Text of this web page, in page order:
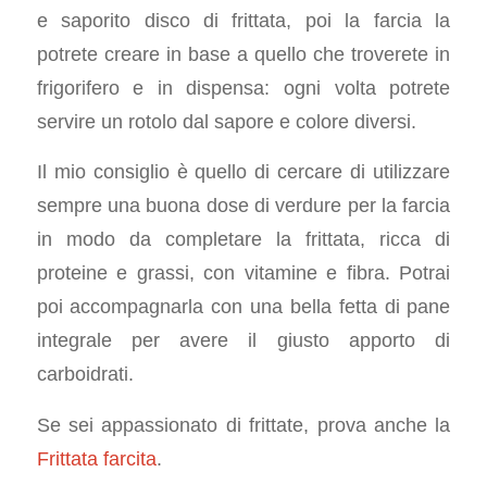
e saporito disco di frittata, poi la farcia la
potrete creare in base a quello che troverete in
frigorifero e in dispensa: ogni volta potrete
servire un rotolo dal sapore e colore diversi.
Il mio consiglio è quello di cercare di utilizzare
sempre una buona dose di verdure per la farcia
in modo da completare la frittata, ricca di
proteine e grassi, con vitamine e fibra. Potrai
poi accompagnarla con una bella fetta di pane
integrale per avere il giusto apporto di
carboidrati.
Se sei appassionato di frittate, prova anche la
Frittata farcita.